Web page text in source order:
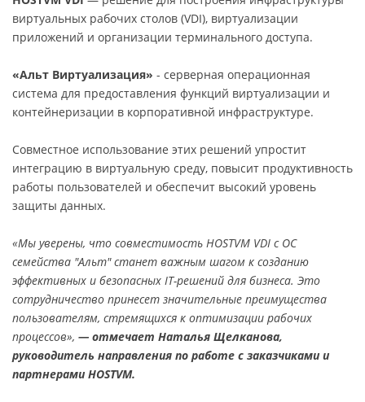
виртуальных рабочих столов (VDI), виртуализации
приложений и организации терминального доступа.
«Альт Виртуализация» - серверная операционная
система для предоставления функций виртуализации и
контейнеризации в корпоративной инфраструктуре.
Совместное использование этих решений упростит
интеграцию в виртуальную среду, повысит продуктивность
работы пользователей и обеспечит высокий уровень
защиты данных.
«Мы уверены, что совместимость HOSTVM VDI с ОС
семейства "Альт" станет важным шагом к созданию
эффективных и безопасных IT-решений для бизнеса. Это
сотрудничество принесет значительные преимущества
пользователям, стремящихся к оптимизации рабочих
процессов», — отмечает Наталья Щелканова,
руководитель направления по работе с заказчиками и
партнерами HOSTVM.